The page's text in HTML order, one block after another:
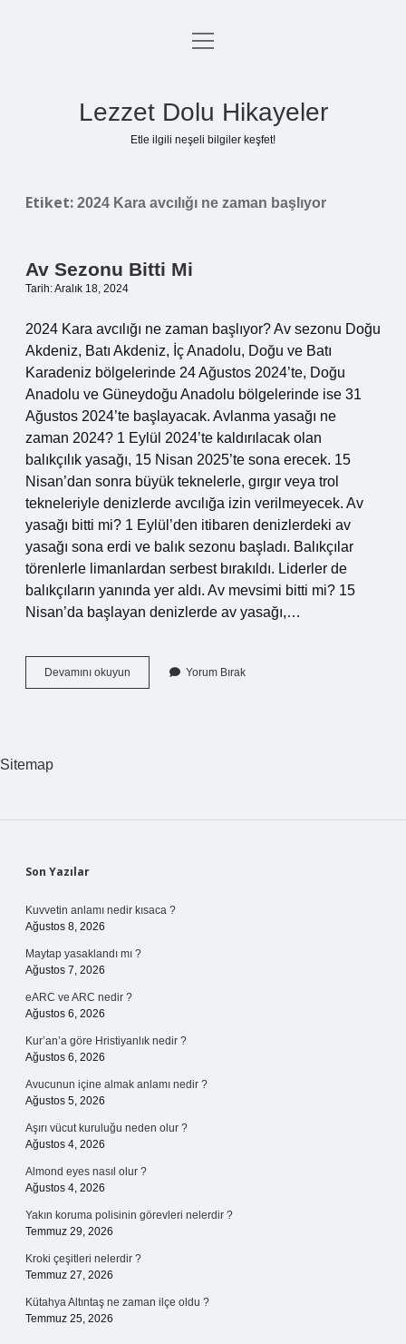
Anasayfa
menüyü
Lezzet Dolu Hikayeler
Etle ilgili neşeli bilgiler keşfet!
Etiket: 2024 Kara avcılığı ne zaman başlıyor
Av Sezonu Bitti Mi
Tarih: Aralık 18, 2024
2024 Kara avcılığı ne zaman başlıyor? Av sezonu Doğu
Akdeniz, Batı Akdeniz, İç Anadolu, Doğu ve Batı
Karadeniz bölgelerinde 24 Ağustos 2024’te, Doğu
Anadolu ve Güneydoğu Anadolu bölgelerinde ise 31
Ağustos 2024’te başlayacak. Avlanma yasağı ne
zaman 2024? 1 Eylül 2024’te kaldırılacak olan
balıkçılık yasağı, 15 Nisan 2025’te sona erecek. 15
Nisan’dan sonra büyük teknelerle, gırgır veya trol
tekneleriyle denizlerde avcılığa izin verilmeyecek. Av
yasağı bitti mi? 1 Eylül’den itibaren denizlerdeki av
yasağı sona erdi ve balık sezonu başladı. Balıkçılar
törenlerle limanlardan serbest bırakıldı. Liderler de
balıkçıların yanında yer aldı. Av mevsimi bitti mi? 15
Nisan’da başlayan denizlerde av yasağı,…
Devamını okuyun
Sezonu
Yorum Bırak
Sitemap
Sidebar
Son Yazılar
Kuvvetin anlamı nedir kısaca ?
Ağustos 8, 2026
Maytap yasaklandı mı ?
Ağustos 7, 2026
eARC ve ARC nedir ?
Ağustos 6, 2026
Kur’an’a göre Hristiyanlık nedir ?
Ağustos 6, 2026
Avucunun içine almak anlamı nedir ?
Ağustos 5, 2026
Aşırı vücut kuruluğu neden olur ?
Ağustos 4, 2026
Almond eyes nasıl olur ?
Ağustos 4, 2026
Yakın koruma polisinin görevleri nelerdir ?
Temmuz 29, 2026
Kroki çeşitleri nelerdir ?
Temmuz 27, 2026
Kütahya Altıntaş ne zaman ilçe oldu ?
Temmuz 25, 2026